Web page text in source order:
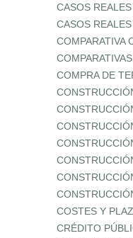
CASOS
CASOS
COMPARATIVA
COMPRA DE
COSTES Y
CRÉDITO